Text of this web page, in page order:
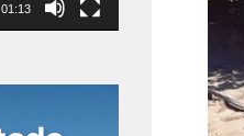
01:13